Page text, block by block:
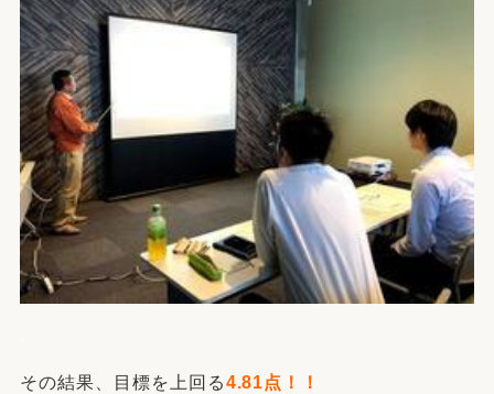
その結果、目標を上回る4.81点！！